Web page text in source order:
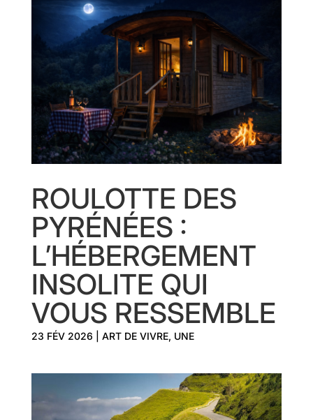
ROULOTTE DES
PYRÉNÉES :
L’HÉBERGEMENT
INSOLITE QUI
VOUS RESSEMBLE
23 FÉV 2026 ART DE VIVRE, UNE